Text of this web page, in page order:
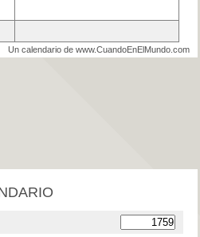
Un calendario de www.CuandoEnElMundo.com